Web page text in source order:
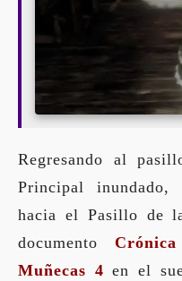
Regresando al
Principal
hacia el Pasillo de
documento
Muñecas 4 en el